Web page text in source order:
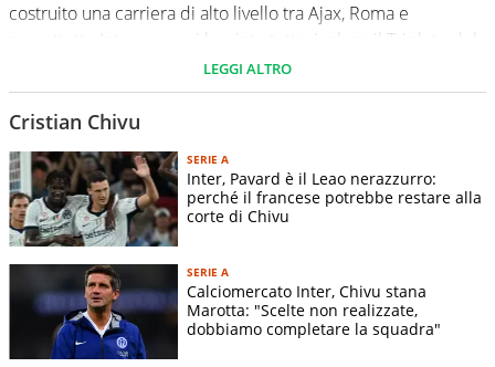
costruito una carriera di alto livello tra Ajax, Roma e
soprattutto Inter, con cui ha vinto tutto, incluso il Triplete del
2010. Capitano della Roma e pilastro della Nazionale
rumena, ha unito qualità tecniche, senso della posizione e
una forte personalità, temprata anche dall’incidente
all’occhio che ne ha segnato il percorso umano e sportivo.
Chiusa la carriera da calciatore, Chivu ha intrapreso quella da
allenatorepartendo dal settore giovanile dell’
mostrato idee chiare e una spiccata
Le sue squadre cercano ilcontrollo del gioco
costruzione pulita dal basso, principi posizionali rigorosi e
grande attenzione alla fase difensiva. Centrale è lo sviluppo
del singolo dentro il collettivo: coraggio,
LEGGI ALTRO
Cristian Chivu
SERIE A
Inter, Pavard è il Leao nerazzurro:
perché il francese potrebbe restare alla
corte di Chivu
SERIE A
Calciomercato Inter, Chivu stana
Marotta: "Scelte non realizzate,
dobbiamo completare la squadra"